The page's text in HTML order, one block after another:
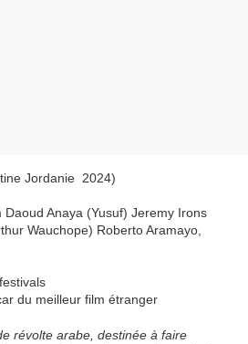
Jordanie 2024)
Daoud Anaya (Yusuf) Jeremy Irons
Wauchope) Roberto Aramayo,
du meilleur film étranger
révolte arabe, destinée à faire